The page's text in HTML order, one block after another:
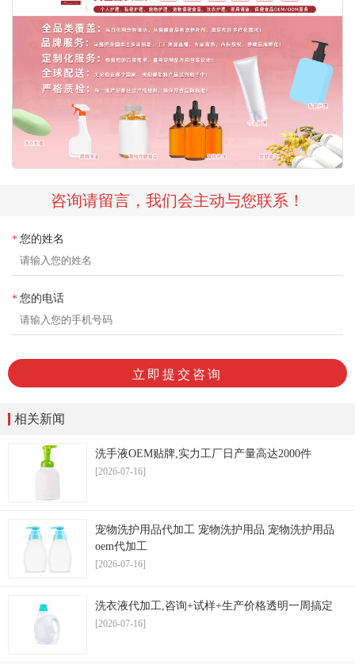
咨询请留言，我们会主动与您联系！
* 您的姓名
* 您的电话
相关新闻
洗手液OEM贴牌,实力工厂日产量高达2000件
[2026-07-16]
宠物洗护用品代加工 宠物洗护用品 宠物洗护用品
oem代加工
[2026-07-16]
洗衣液代加工,咨询+试样+生产价格透明一周搞定
[2026-07-16]